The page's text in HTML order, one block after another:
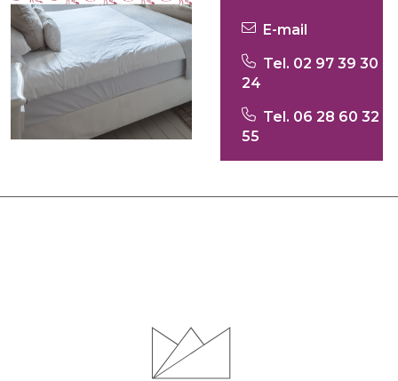
E-mail
Tel. 02 97 39 30
24
Tel. 06 28 60 32
55